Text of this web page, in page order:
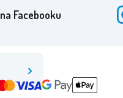
na Facebooku